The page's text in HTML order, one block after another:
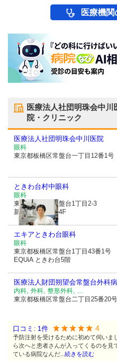
医療機
医療法人社団明珠会中川
院・クリニック
医療法人社団明珠会中川医院
眼科
東京都板橋区常盤台一丁目12番1号
ときわ台村中眼科
眼科
東京都板橋区
常盤台1丁目2-3
新光常盤台ビル4F
エキアときわ台眼科
眼科
東京都板橋区常盤台1丁目43番1号
EQUiA ときわ台5階
医療法人財団朔望会常盤台外科
内科, 外科, 整形外科, ...
東京都板橋区常盤台二丁目25番20号
口コミ: 1件 4
予防注射を受けるために初めて伺いま
ら次へと患者さんが入ってくるのを見
ている病院なんだ...続きを読む